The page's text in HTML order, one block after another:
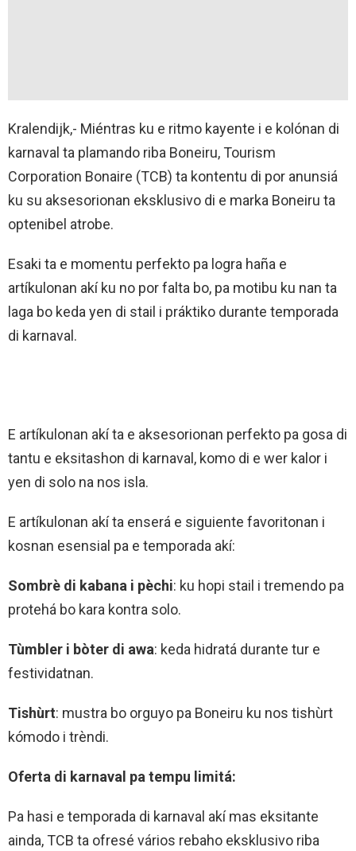
Kralendijk,- Miéntras ku e ritmo kayente i e kolónan di
karnaval ta plamando riba Boneiru, Tourism
Corporation Bonaire (TCB) ta kontentu di por anunsiá
ku su aksesorionan eksklusivo di e marka Boneiru ta
optenibel atrobe.
Esaki ta e momentu perfekto pa logra haña e
artíkulonan akí ku no por falta bo, pa motibu ku nan ta
laga bo keda yen di stail i práktiko durante temporada
di karnaval.
E artíkulonan akí ta e aksesorionan perfekto pa gosa di
tantu e eksitashon di karnaval, komo di e wer kalor i
yen di solo na nos isla.
E artíkulonan akí ta enserá e siguiente favoritonan i
kosnan esensial pa e temporada akí:
Sombrè di kabana i pèchi: ku hopi stail i tremendo pa
protehá bo kara kontra solo.
Tùmbler i bòter di awa: keda hidratá durante tur e
festividatnan.
Tishùrt: mustra bo orguyo pa Boneiru ku nos tishùrt
kómodo i trèndi.
Oferta di karnaval pa tempu limitá:
Pa hasi e temporada di karnaval akí mas eksitante
ainda, TCB ta ofresé vários rebaho eksklusivo riba